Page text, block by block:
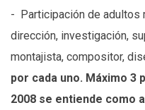
- Participación de adultos
dirección, investigación,
montajista, compositor,
por cada uno. Máximo 3
2008 se entiende como